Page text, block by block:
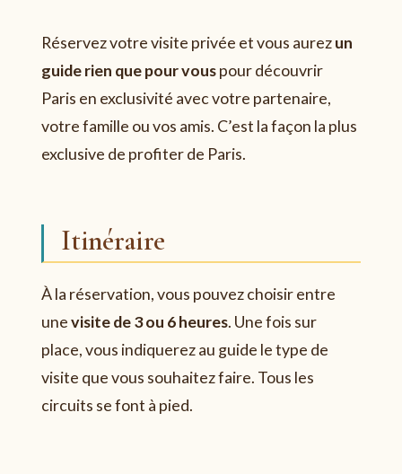
Réservez votre visite privée et vous aurezun
guide rien que pour vouspour découvrir
Paris en exclusivité avec votre partenaire,
votre famille ou vos amis. C’est la façon la plus
exclusive de profiter de Paris.
Itinéraire
À la réservation, vous pouvez choisir entre
unevisite de 3 ou 6 heures. Une fois sur
place, vous indiquerez au guide le type de
visite que vous souhaitez faire. Tous les
circuits se font à pied.